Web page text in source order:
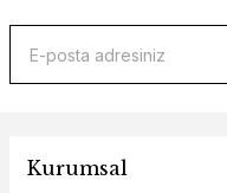
Kurumsal